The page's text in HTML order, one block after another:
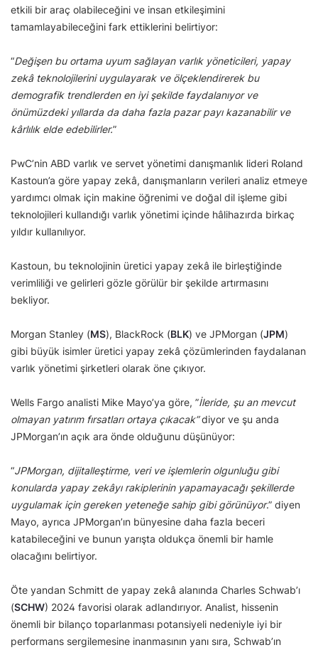
etkili bir araç olabileceğini ve insan etkileşimini
tamamlayabileceğini fark ettiklerini belirtiyor:
“Değişen bu ortama uyum sağlayan varlık yöneticileri, yapay
zekâ teknolojilerini uygulayarak ve ölçeklendirerek bu
demografik trendlerden en iyi şekilde faydalanıyor ve
önümüzdeki yıllarda da daha fazla pazar payı kazanabilir ve
kârlılık elde edebilirler.”
PwC’nin ABD varlık ve servet yönetimi danışmanlık lideri Roland
Kastoun’a göre yapay zekâ, danışmanların verileri analiz etmeye
yardımcı olmak için makine öğrenimi ve doğal dil işleme gibi
teknolojileri kullandığı varlık yönetimi içinde hâlihazırda birkaç
yıldır kullanılıyor.
Kastoun, bu teknolojinin üretici yapay zekâ ile birleştiğinde
verimliliği ve gelirleri gözle görülür bir şekilde artırmasını
bekliyor.
Morgan Stanley (MS), BlackRock (BLK) ve JPMorgan (JPM)
gibi büyük isimler üretici yapay zekâ çözümlerinden faydalanan
varlık yönetimi şirketleri olarak öne çıkıyor.
Wells Fargo analisti Mike Mayo’ya göre, ”İleride, şu an mevcut
olmayan yatırım fırsatları ortaya çıkacak”diyor ve şu anda
JPMorgan’ın açık ara önde olduğunu düşünüyor:
“JPMorgan, dijitalleştirme, veri ve işlemlerin olgunluğu gibi
konularda yapay zekâyı rakiplerinin yapamayacağı şekillerde
uygulamak için gereken yeteneğe sahip gibi görünüyor.” diyen
Mayo, ayrıca JPMorgan’ın bünyesine daha fazla beceri
katabileceğini ve bunun yarışta oldukça önemli bir hamle
olacağını belirtiyor.
Öte yandan Schmitt de yapay zekâ alanında Charles Schwab’ı
(SCHW) 2024 favorisi olarak adlandırıyor. Analist, hissenin
önemli bir bilanço toparlanması potansiyeli nedeniyle iyi bir
performans sergilemesine inanmasının yanı sıra, Schwab’ın